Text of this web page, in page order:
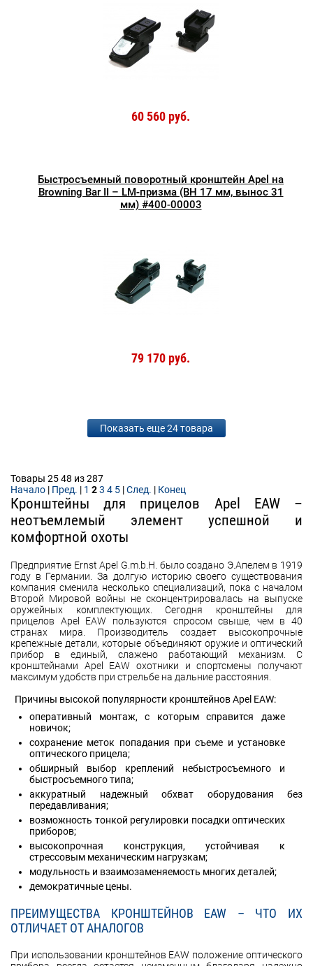
60 560 руб.
Быстросъемный поворотный кронштейн Apel на
Browning Bar II – LM-призма (BH 17 мм, вынос 31
мм) #400-00003
79 170 руб.
Показать еще 24 товара
Товары 25 48 из 287
Начало | Пред. | 1 23 4 5 |След. | Конец
Кронштейны для прицелов Apel EAW –
неотъемлемый элемент успешной и
комфортной охоты
Предприятие Ernst Apel G.m.b.H. было создано Э.Апелем в 1919
году в Германии. За долгую историю своего существования
компания сменила несколько специализаций, пока с началом
Второй Мировой войны не сконцентрировалась на выпуске
оружейных комплектующих. Сегодня кронштейны для
прицелов Apel EAW пользуются спросом свыше, чем в 40
странах мира. Производитель создает высокопрочные
крепежные детали, которые объединяют оружие и оптический
прибор в единый, слажено работающий механизм. С
кронштейнами Apel EAW охотники и спортсмены получают
максимум удобств при стрельбе на дальние расстояния.
Причины высокой популярности кронштейнов Apel EAW:
оперативный монтаж, с которым справится даже
новичок;
сохранение меток попадания при съеме и установке
оптического прицела;
обширный выбор креплений небыстросъемного и
быстросъемного типа;
аккуратный надежный обхват оборудования без
передавливания;
возможность тонкой регулировки посадки оптических
приборов;
высокопрочная конструкция, устойчивая к
стрессовым механическим нагрузкам;
модульность и взаимозаменяемость многих деталей;
демократичные цены.
ПРЕИМУЩЕСТВА КРОНШТЕЙНОВ EAW – ЧТО ИХ
ОТЛИЧАЕТ ОТ АНАЛОГОВ
При использовании кронштейнов EAW положение оптического